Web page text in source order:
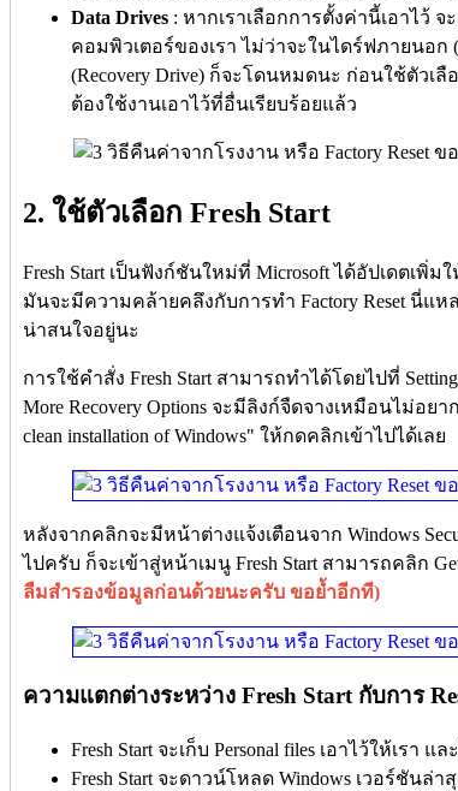
Data Drives : หากเราเลือกการตั้งค่านี้เอาไว้
คอมพิวเตอร์ของเรา ไม่ว่าจะในไดร์ฟภายนอก
(Recovery Drive) ก็จะโดนหมดนะ ก่อนใช้ตัว
ต้องใช้งานเอาไว้ที่อื่นเรียบร้อยแล้ว
2. ใช้ตัวเลือก Fresh Start
Fresh Start เป็นฟังก์ชันใหม่ที่ Microsoft ได้อัปเดตเพิ่
มันจะมีความคล้ายคลึงกับการทำ Factory Reset นี่แ
น่าสนใจอยู่นะ
การใช้คำสั่ง Fresh Start สามารถทำได้โดยไปที่
More Recovery Options จะมีลิงก์จืดจางเหมือนไม่อยา
clean installation of Windows" ให้กดคลิกเข้าไปได้เลย
หลังจากคลิกจะมีหน้าต่างแจ้งเตือนจาก Windows
ไปครับ ก็จะเข้าสู่หน้าเมนู Fresh Start สามารถคลิก
ลืมสำรองข้อมูลก่อนด้วยนะครับ ขอย้ำอีกที)
ความแตกต่างระหว่าง Fresh Start กับการ
Fresh Start จะเก็บ Personal files เอาไว้ให้เรา
Fresh Start จะดาวน์โหลด Windows เวอร์ชัน